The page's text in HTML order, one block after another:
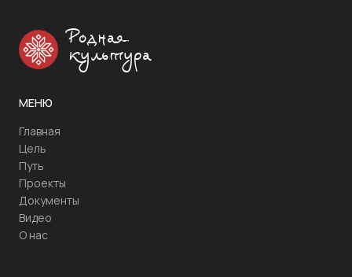
Родная
культура
МЕНЮ
Главная
Цель
Путь
Проекты
Документы
Видео
О нас